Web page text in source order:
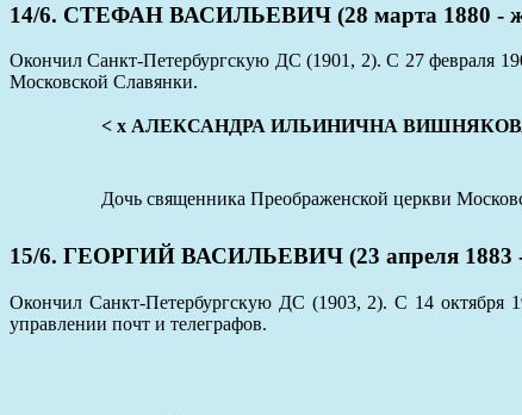
14/6. СТЕФАН ВАСИЛЬЕВИЧ (28 марта 1880 -
Окончил Санкт-Петербургскую ДС (1901, 2). С 27 февраля
Московской Славянки.
< х АЛЕКСАНДРА ИЛЬИНИЧНА ВИШНЯКОВА
Дочь священника Преображенской церкви
15/6. ГЕОРГИЙ ВАСИЛЬЕВИЧ (23 апреля 1883
Окончил Санкт-Петербургскую ДС (1903, 2). С 14 октября
управлении почт и телеграфов.